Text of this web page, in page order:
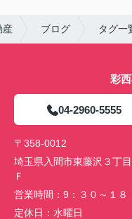
産 ブログ タグ一
彩
04-2960-5555
〒358-0012
埼玉県入間市東藤沢３丁
Ｆ
営業時間： 9：３０～１８
定休日： 水曜日